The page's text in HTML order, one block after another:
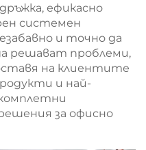
ефикасно
системен
и точно да
решават проблеми,
на клиентите
и най-
за офисно